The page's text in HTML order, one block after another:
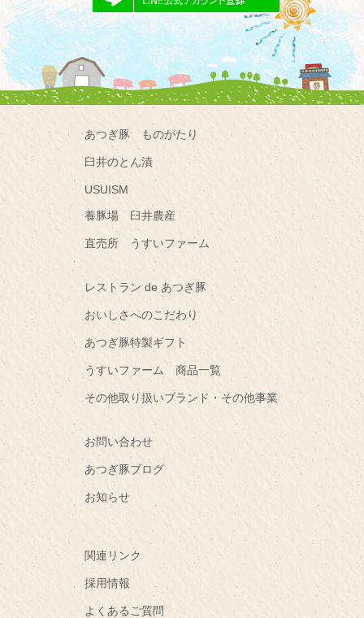
あつぎ豚 ものがたり
臼井のとん漬
USUISM
養豚場 臼井農産
直売所 うすいファーム
レストラン de あつぎ豚
おいしさへのこだわり
あつぎ豚特製ギフト
うすいファーム 商品一覧
その他取り扱いブランド・その他事業
お問い合わせ
あつぎ豚ブログ
お知らせ
関連リンク
採用情報
よくあるご質問